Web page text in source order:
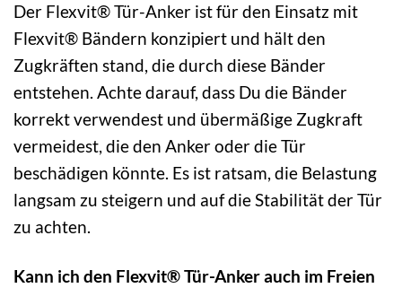
Der Flexvit® Tür-Anker ist für den Einsatz mit
Flexvit® Bändern konzipiert und hält den
Zugkräften stand, die durch diese Bänder
entstehen. Achte darauf, dass Du die Bänder
korrekt verwendest und übermäßige Zugkraft
vermeidest, die den Anker oder die Tür
beschädigen könnte. Es ist ratsam, die Belastung
langsam zu steigern und auf die Stabilität der Tür
zu achten.
Kann ich den Flexvit® Tür-Anker auch im Freien